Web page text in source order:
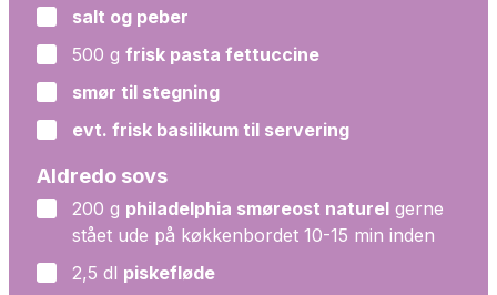
▢
salt og peber
▢
500 g frisk pasta fettuccine
▢
smør til stegning
▢
evt. frisk basilikum til servering
Aldredo sovs
▢
200 g philadelphia smøreost naturel gerne
stået ude på køkkenbordet 10-15 min inden
▢
2,5 dl piskefløde